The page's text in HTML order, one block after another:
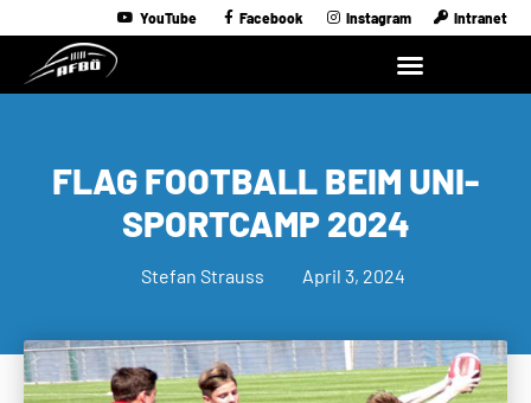
YouTube Facebook Instagram Intranet
FLAG FOOTBALL BEIM UNI-
SPORTCAMP 2024
Stefan Strauss April 3, 2024